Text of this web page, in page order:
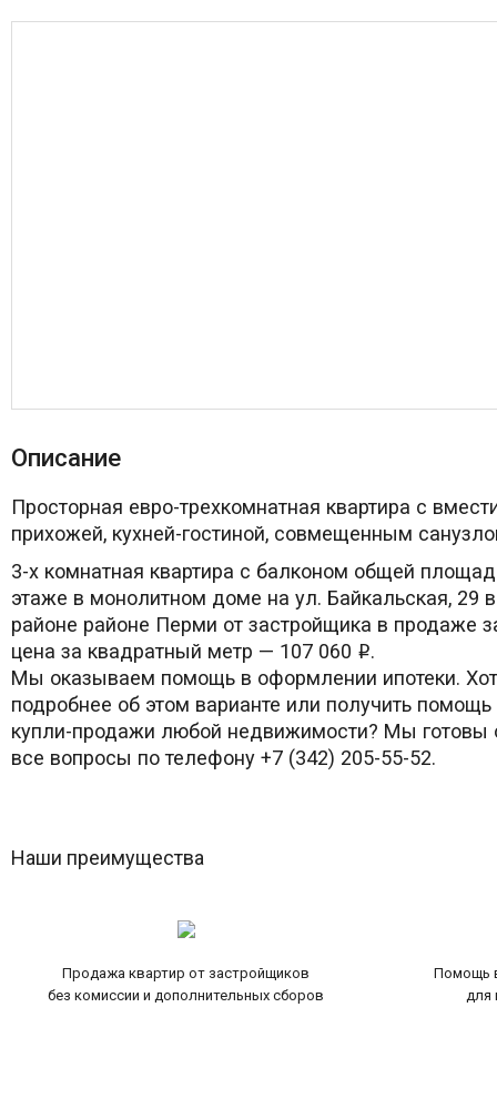
Описание
Просторная евро-трехкомнатная квартира с
прихожей, кухней-гостиной, совмещенным
3-х комнатная квартира с балконом общей
этаже в монолитном доме на ул. Байкальская, 29
районе районе Перми от застройщика в продаже
цена за квадратный метр — 107 060 i.
Мы оказываем помощь в оформлении ипотеки.
подробнее об этом варианте или получить помощь
купли-продажи любой недвижимости? Мы готовы
все вопросы по телефону +7 (342) 205-55-52.
Наши преимущества
Продажа квартир от застройщиков
без комиссии и дополнительных сборов
Помощь
для